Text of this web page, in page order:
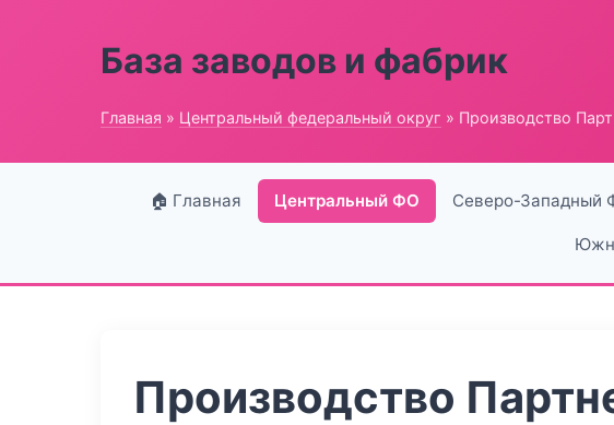
База заводов и фабрик
Главная » Центральный федеральный округ » Производство
🏠 Главная Центральный ФО Северо-Западный
Производство